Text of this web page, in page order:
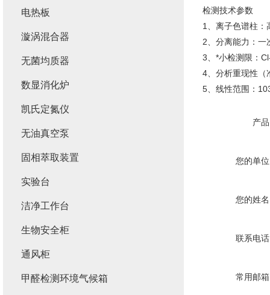
检测技术参数
1、离子色谱柱
2、分离能力：
3、*小检测限：
4、分析重现性（
5、线性范围：
产
您的单
您的姓
联系电
常用邮
电热板
漩涡混合器
无菌均质器
数显消化炉
凯氏定氮仪
无油真空泵
固相萃取装置
实验台
洁净工作台
生物安全柜
通风柜
甲醛检测环境气候箱